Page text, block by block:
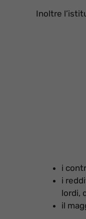
Inoltre
i
i
lordi,
il